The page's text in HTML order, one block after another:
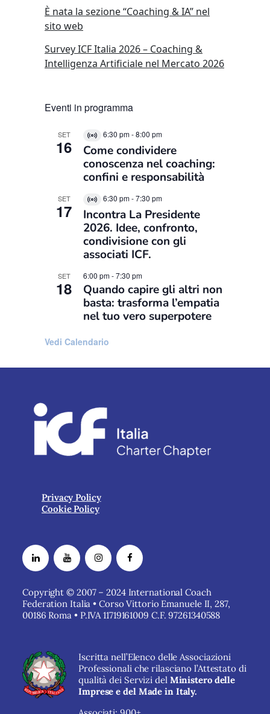
È nata la sezione “Coaching & IA” nel
sito web
Survey ICF Italia 2026 – Coaching &
Intelligenza Artificiale nel Mercato 2026
Eventi in programma
SET
16
Virtual
Evento
6:30 pm-8:00 pm
Come condividere
conoscenza nel coaching:
confini e responsabilità
SET
17
Virtual
Evento
6:30 pm-7:30 pm
Incontra La Presidente
2026. Idee, confronto,
condivisione con gli
associati ICF.
SET
18
6:00 pm-7:30 pm
Quando capire gli altri non
basta: trasforma l’empatia
nel tuo vero superpotere
Vedi Calendario
Privacy Policy
Cookie Policy
Copyright © 2007 – 2024 International Coach
Federation Italia • Corso Vittorio Emanuele II, 287,
00186 Roma • P.IVA 11719161009 C.F. 97261340588
Iscritta nell’Elenco delle Associazioni
Professionali che rilasciano l’Attestato di
qualità dei Servizi del Ministero delle
Imprese e del Made in Italy.